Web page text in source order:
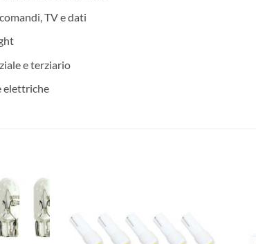
TV e dati
e terziario
elettriche